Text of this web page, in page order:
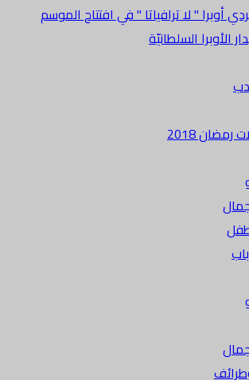
أوبرا " لا ترافياتا " في افتتاح الموسم
الأوبرا السلطانيّة
2018